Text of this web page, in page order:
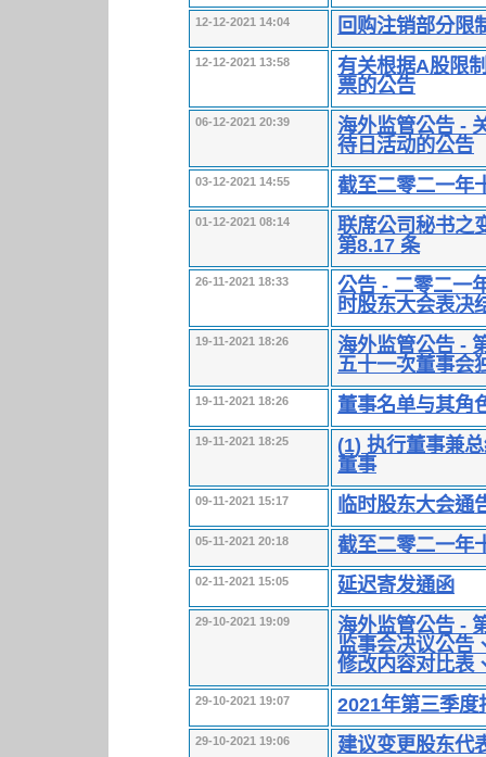
12-12-2021 14:04 回购注销部分限
12-12-2021 13:58
有关根据A股限
票的公告
06-12-2021 20:39
海外监管公告 -
待日活动的公告
03-12-2021 14:55 截至二零二一年
01-12-2021 08:14
联席公司秘书之
第8.17 条
26-11-2021 18:33
公告 - 二零二一
时股东大会表决
19-11-2021 18:26
海外监管公告 -
五十一次董事会
19-11-2021 18:26 董事名单与其角
19-11-2021 18:25
(1) 执行董事兼
董事
09-11-2021 15:17 临时股东大会通
05-11-2021 20:18 截至二零二一年
02-11-2021 15:05 延迟寄发通函
29-10-2021 19:09
海外监管公告 -
监事会决议公告
修改内容对比表
29-10-2021 19:07 2021年第三季度
29-10-2021 19:06 建议变更股东代